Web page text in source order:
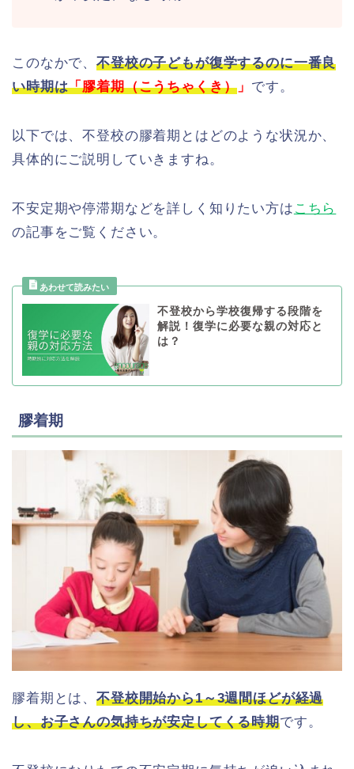
このなかで、不登校の子どもが復学するのに一番良
い時期は「膠着期（こうちゃくき） 」 です。
以下では、不登校の膠着期とはどのような状況か、
具体的にご説明していきますね。
不安定期や停滞期などを詳しく知りたい方は こちら
の記事をご覧ください。
不登校から学校復帰する段階を
解説！復学に必要な親の対応と
は？
膠着期
膠着期とは、不登校開始から1～3週間ほどが経過
し、お子さんの気持ちが安定してくる時期です。